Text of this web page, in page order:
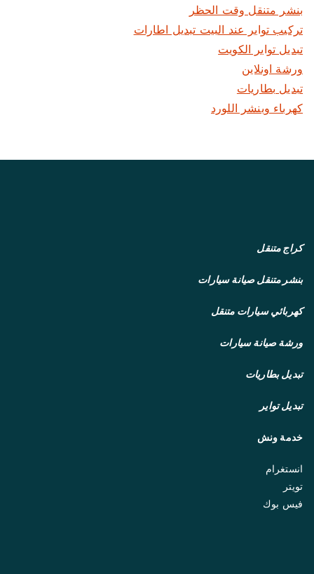
بنشر متنقل وقت الحظر
تركيب تواير عند البيت تبديل اطارات
تبديل تواير الكويت
ورشة اونلاين
تبديل بطاريات
كهرباء وبنشر اللورد
كراج متنقل
بنشر متنقلصيانة سيارات
كهربائي سيارات متنقل
ورشة صيانة سيارات
تبديل بطاريات
تبديل تواير
خدمة ونش
انستغرام
تويتر
فيس بوك